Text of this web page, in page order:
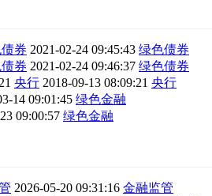
券 2021-02-24 09:45:43 绿色债券
券 2021-02-24 09:46:37 绿色债券
央行 2018-09-13 08:09:21 央行
14 09:01:45 绿色金融
09:00:57 绿色金融
2026-05-20 09:31:16 金融监管